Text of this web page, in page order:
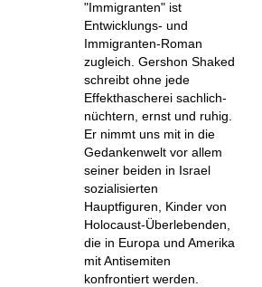
"Immigranten" ist
Entwicklungs- und
Immigranten-Roman
zugleich. Gershon Shaked
schreibt ohne jede
Effekthascherei sachlich-
nüchtern, ernst und ruhig.
Er nimmt uns mit in die
Gedankenwelt vor allem
seiner beiden in Israel
sozialisierten
Hauptfiguren, Kinder von
Holocaust-Überlebenden,
die in Europa und Amerika
mit Antisemiten
konfrontiert werden.